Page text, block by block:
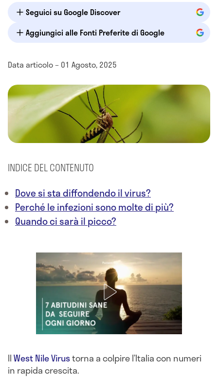
Seguici su Google Discover
Aggiungici alle Fonti Preferite di Google
Data articolo – 01 Agosto, 2025
INDICE DEL CONTENUTO
Dove si sta diffondendo il virus?
Perché le infezioni sono molte di più?
Quando ci sarà il picco?
IlWest Nile Virustorna a colpire l’Italia con numeri
in rapida crescita.